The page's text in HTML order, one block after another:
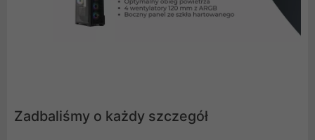
Zadbaliśmy o każdy szczegół